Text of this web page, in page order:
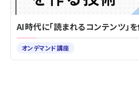
AI時代に「読まれるコンテンツ」
オンデマンド講座